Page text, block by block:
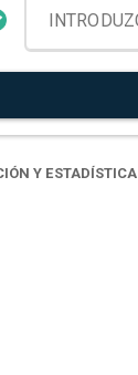
Y ESTADÍSTICA